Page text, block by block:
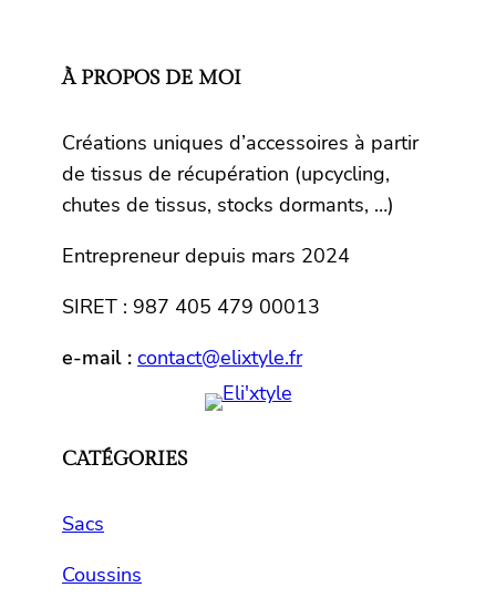
À PROPOS DE MOI
Créations uniques d’accessoires à partir
de tissus de récupération (upcycling,
chutes de tissus, stocks dormants, …)
Entrepreneur depuis mars 2024
SIRET : 987 405 479 00013
e-mail : contact@elixtyle.fr
CATÉGORIES
Sacs
Coussins